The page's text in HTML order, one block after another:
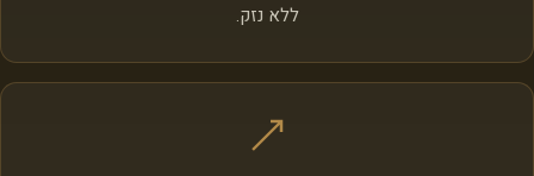
ללא נזק.